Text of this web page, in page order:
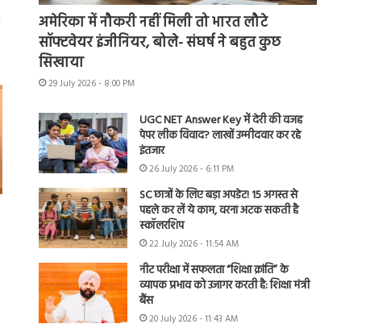
अमेरिका में नौकरी नहीं मिली तो भारत लौटे
सॉफ्टवेयर इंजीनियर, बोले- संघर्ष ने बहुत कुछ
सिखाया
29 July 2026 - 8:00 PM
UGC NET Answer Key में देरी की वजह
पेपर लीक विवाद? लाखों उम्मीदवार कर रहे
इंतजार
26 July 2026 - 6:11 PM
SC छात्रों के लिए बड़ा अपडेट! 15 अगस्त से
पहले कर लें ये काम, वरना अटक सकती है
स्कॉलरशिप
22 July 2026 - 11:54 AM
नीट परीक्षा में सफलता “शिक्षा क्रांति” के
व्यापक प्रभाव को उजागर करती है: शिक्षा मंत्री
बैंस
20 July 2026 - 11:43 AM